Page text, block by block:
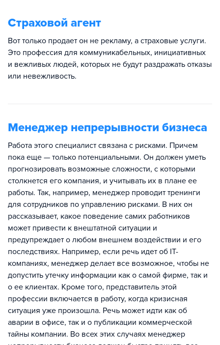
Страховой агент
Вот только продает он не рекламу, а страховые услуги.
Это профессия для коммуникабельных, инициативных
и вежливых людей, которых не будут раздражать отказы
или невежливость.
Менеджер непрерывности бизнеса
Работа этого специалист связана с рисками. Причем
пока еще — только потенциальными. Он должен уметь
прогнозировать возможные сложности, с которыми
столкнется его компания, и учитывать их в плане ее
работы. Так, например, менеджер проводит тренинги
для сотрудников по управлению рисками. В них он
рассказывает, какое поведение самих работников
может привести к внештатной ситуации и
предупреждает о любом внешнем воздействии и его
последствиях. Например, если речь идет об IT-
компаниях, менеджер делает все возможное, чтобы не
допустить утечку информации как о самой фирме, так и
о ее клиентах. Кроме того, представитель этой
профессии включается в работу, когда кризисная
ситуация уже произошла. Речь может идти как об
аварии в офисе, так и о публикации коммерческой
тайны компании. Во всех этих случаях менеджер